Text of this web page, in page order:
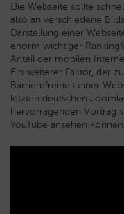
Die Webseite sollte
also an verschiedene
Darstellung einer
enorm wichtiger
Anteil der mobilen
Ein weiterer Faktor, der
Barrierefreiheit einer
letzten deutschen
hervorragenden Vortrag
YouTube ansehen können: